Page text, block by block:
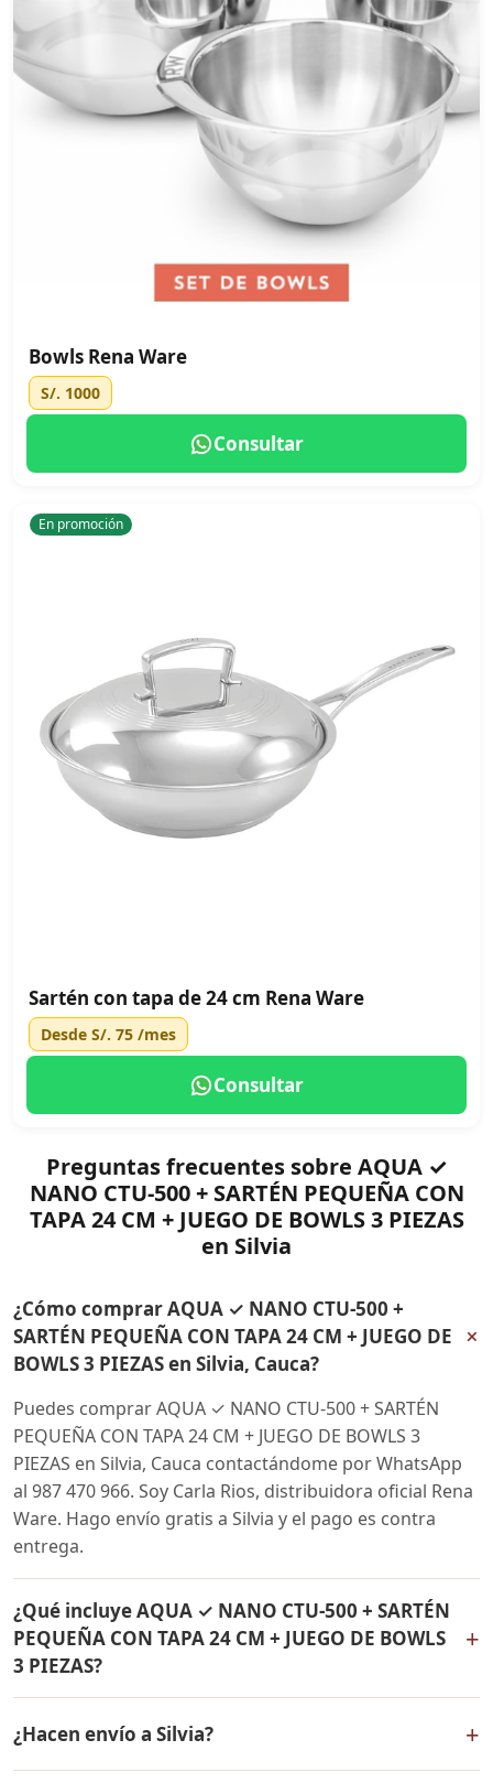
Bowls Rena Ware
S/. 1000
Consultar
En promoción
Sartén con tapa de 24 cm Rena Ware
Desde S/. 75 /mes
Consultar
Preguntas frecuentes sobre AQUA ✓
NANO CTU-500 + SARTÉN PEQUEÑA CON
TAPA 24 CM + JUEGO DE BOWLS 3 PIEZAS
en Silvia
¿Cómo comprar AQUA ✓ NANO CTU-500 +
SARTÉN PEQUEÑA CON TAPA 24 CM + JUEGO DE
BOWLS 3 PIEZAS en Silvia, Cauca?
+
Puedes comprar AQUA ✓ NANO CTU-500 + SARTÉN
PEQUEÑA CON TAPA 24 CM + JUEGO DE BOWLS 3
PIEZAS en Silvia, Cauca contactándome por WhatsApp
al 987 470 966. Soy Carla Rios, distribuidora oficial Rena
Ware. Hago envío gratis a Silvia y el pago es contra
entrega.
¿Qué incluye AQUA ✓ NANO CTU-500 + SARTÉN
PEQUEÑA CON TAPA 24 CM + JUEGO DE BOWLS
3 PIEZAS?
+
24 CM + JUEGO DE BOWLS 3 PIEZAS incluye: Filtro de
agua Rena Ware + Bowls Rena Ware + Sartén con tapa
¿Hacen envío a Silvia? +